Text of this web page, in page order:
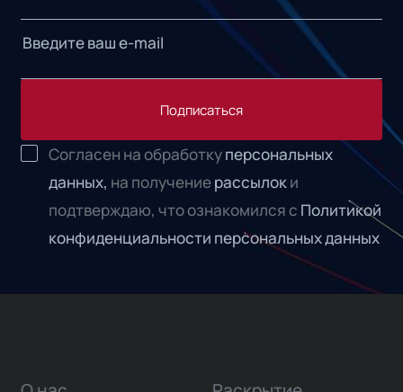
Подписаться
Согласен на обработкуперсональных
данных, на получениерассылоки
подтверждаю, что ознакомился с Политикой
конфиденциальности персональных данных